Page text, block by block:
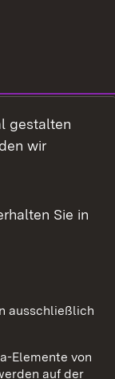
gestalten
wir
Sie in
ausschließlich
Elemente von
auf der